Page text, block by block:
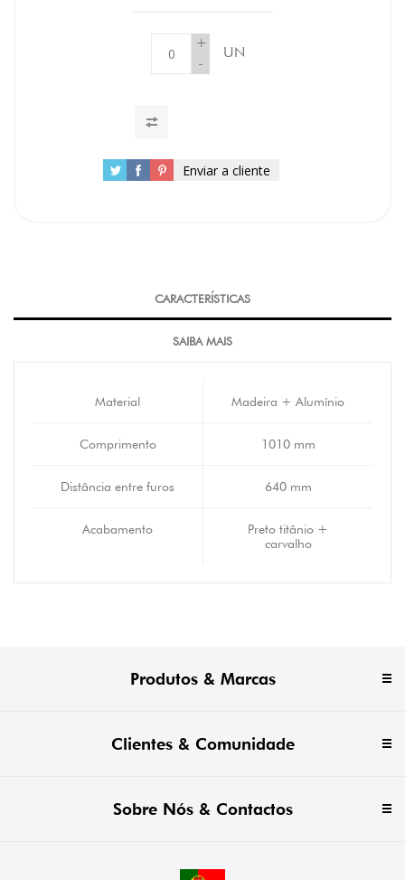
+
-
UN
Enviar a cliente
CARACTERÍSTICAS
SAIBA MAIS
Material Madeira + Alumínio
Comprimento 1010 mm
Distância entre furos 640 mm
Acabamento
Preto titânio +
carvalho
Produtos & Marcas
Clientes & Comunidade
Sobre Nós & Contactos